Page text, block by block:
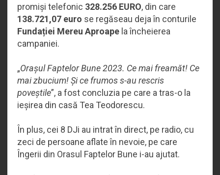
promiși telefonic 328.256 EURO, din care
138.721,07 euro se regăseau deja în conturile
Fundației Mereu Aproape la încheierea
campaniei.
„Orașul Faptelor Bune 2023. Ce mai freamăt! Ce
mai zbucium! Și ce frumos s-au rescris
poveștile”, a fost concluzia pe care a tras-o la
ieșirea din casă Tea Teodorescu.
În plus, cei 8 DJi au intrat în direct, pe radio, cu
zeci de persoane aflate în nevoie, pe care
Îngerii din Orasul Faptelor Bune i-au ajutat.